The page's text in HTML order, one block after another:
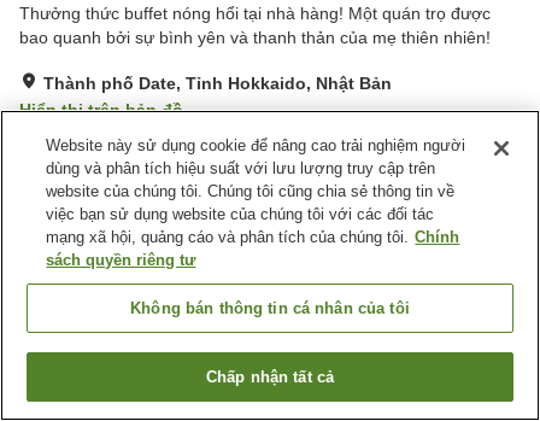
Thưởng thức buffet nóng hổi tại nhà hàng! Một quán trọ được
bao quanh bởi sự bình yên và thanh thản của mẹ thiên nhiên!
Thành phố Date, Tỉnh Hokkaido, Nhật Bản
Hiển thị trên bản đồ
Rất tốt Đánh giá:67lượt
Tiện nghi chỗ nghỉ
Dịch Vụ Đưa Đón
Giao Hàng Tận Nhà
Trang chủ Nhật Bản Tỉnh Hokkaido
Thành phố Date
Tìm phòng trống
Website này sử dụng cookie để nâng cao trải nghiệm người
dùng và phân tích hiệu suất với lưu lượng truy cập trên
website của chúng tôi. Chúng tôi cũng chia sẻ thông tin về
việc bạn sử dụng website của chúng tôi với các đối tác
mạng xã hội, quảng cáo và phân tích của chúng tôi. Chính
sách quyền riêng tư
Không bán thông tin cá nhân của tôi
Chấp nhận tất cả